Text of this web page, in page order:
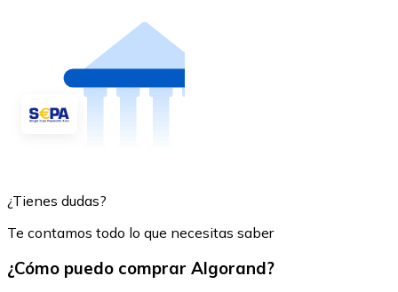
¿Tienes dudas?
Te contamos todo lo que necesitas saber
¿Cómo puedo comprar Algorand?